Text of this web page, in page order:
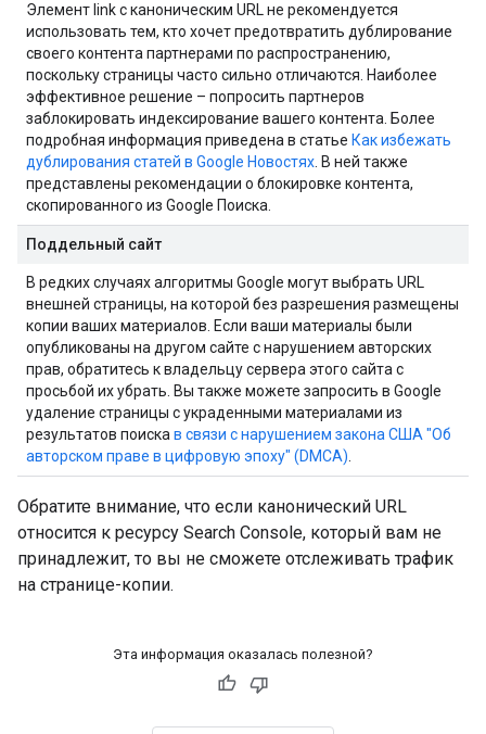
Элемент link с каноническим URL не рекомендуется
использовать тем, кто хочет предотвратить дублирование
своего контента партнерами по распространению,
поскольку страницы часто сильно отличаются. Наиболее
эффективное решение – попросить партнеров
заблокировать индексирование вашего контента. Более
подробная информация приведена в статье Как избежать
дублирования статей в Google Новостях . В ней также
представлены рекомендации о блокировке контента,
скопированного из Google Поиска.
Поддельный сайт
В редких случаях алгоритмы Google могут выбрать URL
внешней страницы, на которой без разрешения размещены
копии ваших материалов. Если ваши материалы были
опубликованы на другом сайте с нарушением авторских
прав, обратитесь к владельцу сервера этого сайта с
просьбой их убрать. Вы также можете запросить в Google
удаление страницы с украденными материалами из
результатов поиска в связи с нарушением закона США "Об
авторском праве в цифровую эпоху" (DMCA)
Обратите внимание, что если канонический URL
относится к ресурсу Search Console, который вам не
принадлежит, то вы не сможете отслеживать трафик
на странице-копии.
Эта информация оказалась полезной?